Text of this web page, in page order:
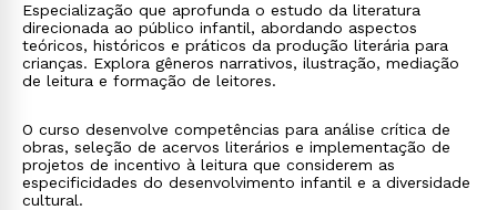
Especialização que aprofunda o estudo da literatura
direcionada ao público infantil, abordando aspectos
teóricos, históricos e práticos da produção literária para
crianças. Explora gêneros narrativos, ilustração, mediação
de leitura e formação de leitores.
O curso desenvolve competências para análise crítica de
obras, seleção de acervos literários e implementação de
projetos de incentivo à leitura que considerem as
especificidades do desenvolvimento infantil e a diversidade
cultural.